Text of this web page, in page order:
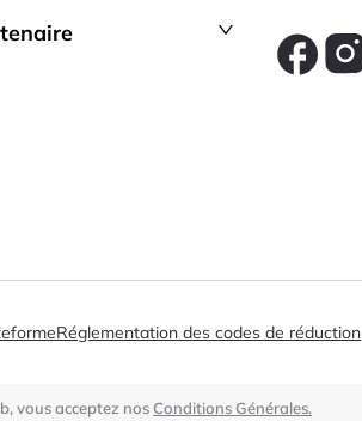
Réglementation des codes de réduction
vous acceptez nosConditions Générales.